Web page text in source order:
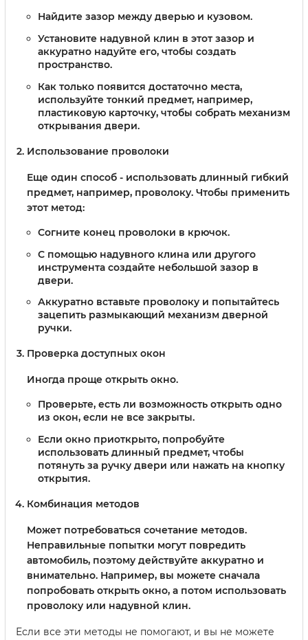
Найдите зазор между дверью и кузовом.
Установите надувной клин в этот зазор и
аккуратно надуйте его, чтобы создать
пространство.
Как только появится достаточно места,
используйте тонкий предмет, например,
пластиковую карточку, чтобы собрать механизм
открывания двери.
Использование проволоки
Еще один способ - использовать длинный гибкий
предмет, например, проволоку. Чтобы применить
этот метод:
Согните конец проволоки в крючок.
С помощью надувного клина или другого
инструмента создайте небольшой зазор в
двери.
Аккуратно вставьте проволоку и попытайтесь
зацепить размыкающий механизм дверной
ручки.
Проверка доступных окон
Иногда проще открыть окно.
Проверьте, есть ли возможность открыть одно
из окон, если не все закрыты.
Если окно приоткрыто, попробуйте
использовать длинный предмет, чтобы
потянуть за ручку двери или нажать на кнопку
открытия.
Комбинация методов
Может потребоваться сочетание методов.
Неправильные попытки могут повредить
автомобиль, поэтому действуйте аккуратно и
внимательно. Например, вы можете сначала
попробовать открыть окно, а потом использовать
проволоку или надувной клин.
Если все эти методы не помогают, и вы не можете